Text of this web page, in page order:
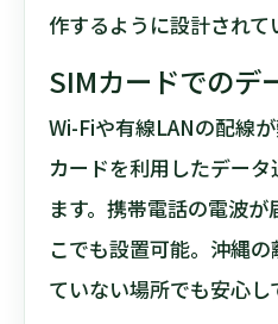
作するように設計されて
SIMカードでのデ
Wi-Fiや有線LANの配線
カードを利用したデー
ます。携帯電話の電波
こでも設置可能。沖縄
ていない場所でも安心し